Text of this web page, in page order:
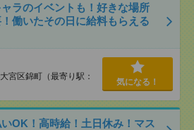
ラのイベントも！好きな場所
働いたその日に給料もらえる
宮区錦町（最寄り駅：
気になる！
OK！高時給！土日休み！マス